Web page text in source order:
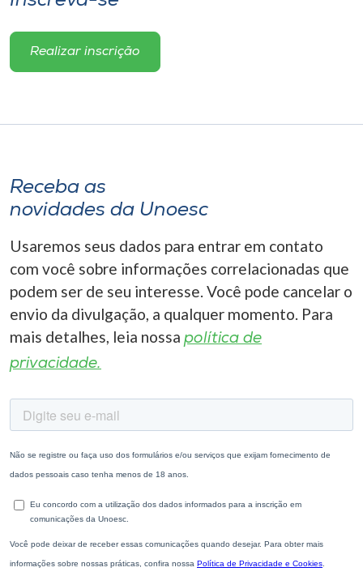
Realizar inscrição
Receba as
novidades da Unoesc
Usaremos seus dados para entrar em contato
com você sobre informações correlacionadas que
podem ser de seu interesse. Você pode cancelar o
envio da divulgação, a qualquer momento. Para
mais detalhes, leia nossa política de
privacidade.